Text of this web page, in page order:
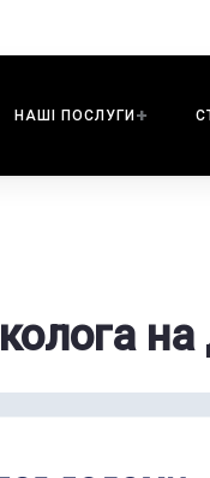
НАШI ПОСЛУГИ